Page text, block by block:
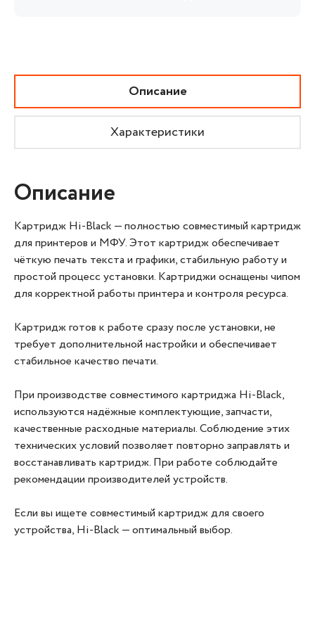
Описание
Характеристики
Описание
Картридж Hi‑Black — полностью совместимый картридж
для принтеров и МФУ. Этот картридж обеспечивает
чёткую печать текста и графики, стабильную работу и
простой процесс установки. Картриджи оснащены чипом
для корректной работы принтера и контроля ресурса.
Картридж готов к работе сразу после установки, не
требует дополнительной настройки и обеспечивает
стабильное качество печати.
При производстве совместимого картриджа Hi-Black,
используются надёжные комплектующие, запчасти,
качественные расходные материалы. Соблюдение этих
технических условий позволяет повторно заправлять и
восстанавливать картридж. При работе соблюдайте
рекомендации производителей устройств.
Если вы ищете совместимый картридж для своего
устройства, Hi‑Black — оптимальный выбор.